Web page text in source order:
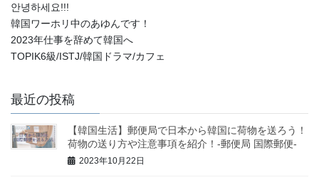
안녕하세요!!!
韓国ワーホリ中のあゆんです！
2023年仕事を辞めて韓国へ
TOPIK6級/ISTJ/韓国ドラマ/カフェ
最近の投稿
【韓国生活】郵便局で日本から韓国に荷物を送ろう！
荷物の送り方や注意事項を紹介！-郵便局 国際郵便-
2023年10月22日